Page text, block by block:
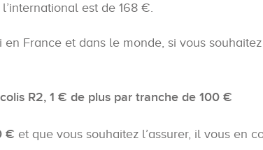
est de 168 €.
France et dans le monde, si vous souhaitez
R2, 1 € de plus par tranche de 100 €
€ et que vous souhaitez l’assurer, il vous en